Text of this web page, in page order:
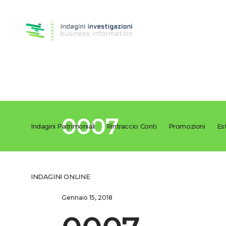
Indagini Patrimoniali Rintraccio Conti Promozioni
INDAGINI ONLINE
0007
Gennaio 15, 2018